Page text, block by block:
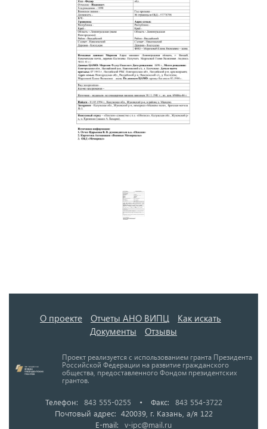
О проекте Отчеты АНО ВИПЦ
Как искать
Документы
Отзывы
Проект реализуется с использованием гранта Президента
Российской Федерации на развитие гражданского
общества, предоставленного Фондом президентских
грантов.
Телефон: 843 555-0255 • Факс:
843 554-3722
Почтовый адрес: 420039, г. Казань, а/я 122
E-mail:
v-ipc@mail.ru